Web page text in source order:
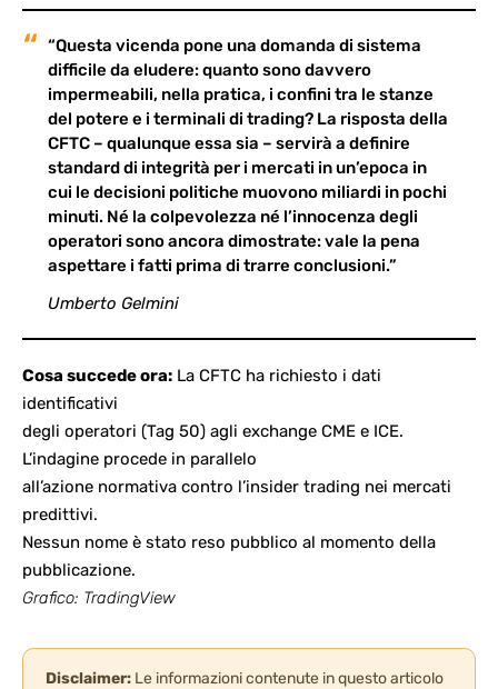
“Questa vicenda pone una domanda di sistema
difficile da eludere: quanto sono davvero
impermeabili, nella pratica, i confini tra le stanze
del potere e i terminali di trading? La risposta della
CFTC – qualunque essa sia – servirà a definire
standard di integrità per i mercati in un’epoca in
cui le decisioni politiche muovono miliardi in pochi
minuti. Né la colpevolezza né l’innocenza degli
operatori sono ancora dimostrate: vale la pena
aspettare i fatti prima di trarre conclusioni.”
Umberto Gelmini
Cosa succede ora: La CFTC ha richiesto i dati
identificativi
degli operatori (Tag 50) agli exchange CME e ICE.
L’indagine procede in parallelo
all’azione normativa contro l’insider trading nei mercati
predittivi.
Nessun nome è stato reso pubblico al momento della
pubblicazione.
Grafico: TradingView
Disclaimer: Le informazioni contenute in questo articolo